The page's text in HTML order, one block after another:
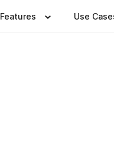
Features Use